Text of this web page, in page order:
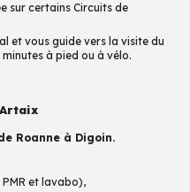
sur certains Circuits de
et vous guide vers la visitedu
à pied ou à vélo.
Roanne à Digoin.
et lavabo),